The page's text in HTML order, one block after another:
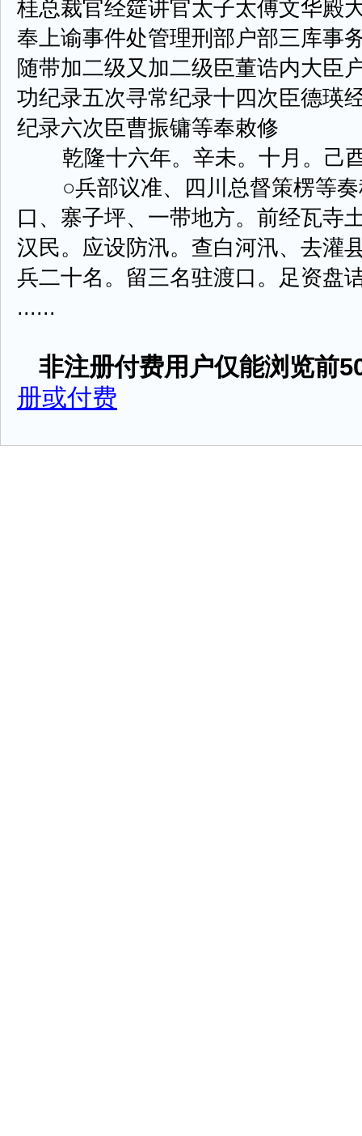
桂总裁官经筵讲官太子太傅文华殿
奉上谕事件处管理刑部户部三库事
随带加二级又加二级臣董诰内大臣
功纪录五次寻常纪录十四次臣德瑛
纪录六次臣曹振镛等奉敕修
乾隆十六年。辛未。十月。己
○兵部议准、四川总督策楞等奏
口、寨子坪、一带地方。前经瓦寺
汉民。应设防汛。查白河汛、去灌
兵二十名。留三名驻渡口。足资盘
......
非注册付费用户仅能浏览前
册或付费